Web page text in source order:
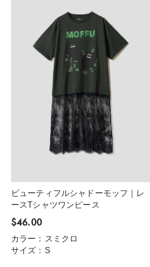
ビューティフルシャドーモッフ｜レ
ースTシャツワンピース
$‌46.00
カラー：スミクロ
サイズ：S